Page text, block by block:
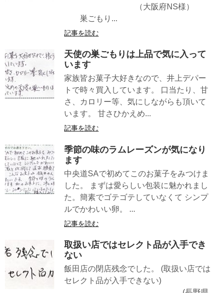
（大阪府NS様）
巣ごもり...
記事を読む
天使の巣ごもりは上品で気に入って
います
家族皆お菓子大好きなので、井上デパー
トで時々買入しています。 口当たり、甘
さ、カロリー等、気にしながらも頂いて
います。 甘さひかえめ...
記事を読む
季節の味のラムレーズンが気になり
ます
中央道SAで初めてこのお菓子をみつけま
した。 まずは愛らしい包装に魅かれまし
た。簡素でゴテゴテしていなくて シンプ
ルでかわいい卵。 ...
記事を読む
取扱い店ではセレクト品が入手でき
ない
飯田店の閉店残念でした。 (取扱い店では
セレクト品が入手できない)